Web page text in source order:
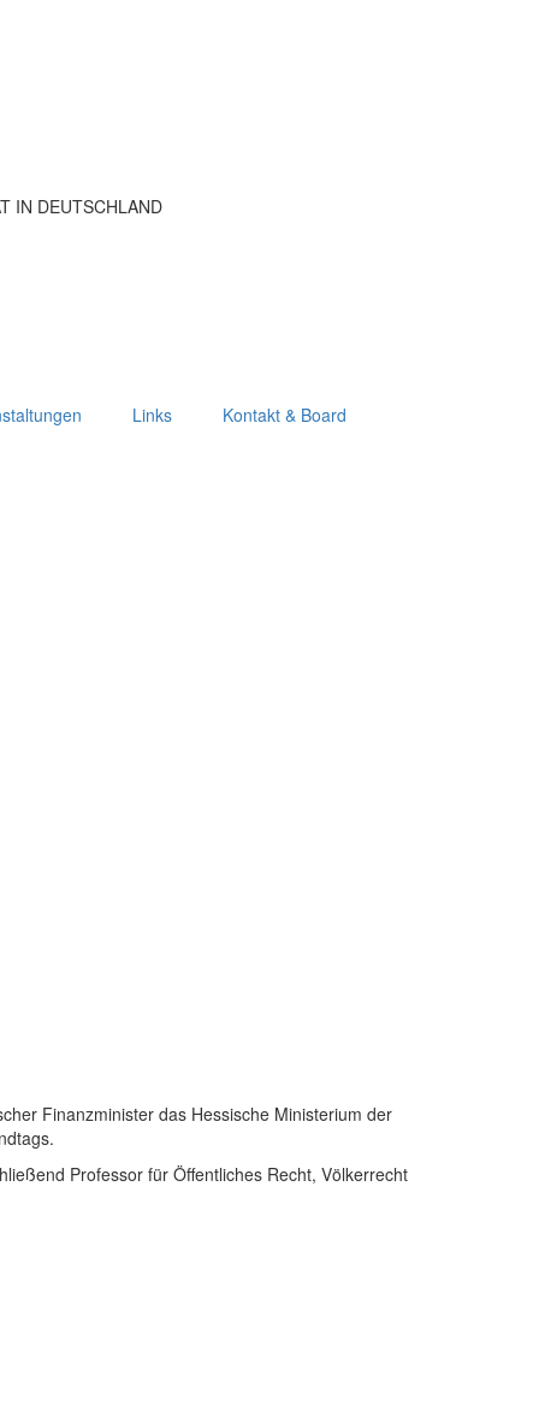
IN DEUTSCHLAND
Links
Kontakt & Board
Finanzminister das Hessische Ministerium der
Professor für Öffentliches Recht, Völkerrecht